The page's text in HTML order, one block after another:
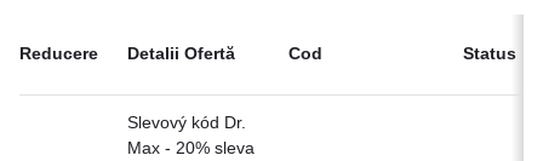
Reducere Detalii Ofertă Cod Status
Slevový kód Dr.
Max - 20% sleva